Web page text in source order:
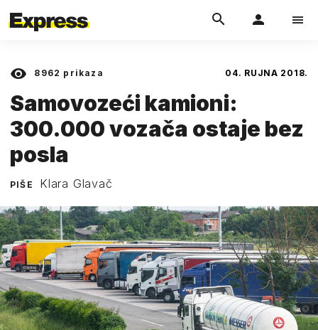
8962 prikaza 04. RUJNA 2018.
Samovozeći kamioni:
300.000 vozača ostaje bez
posla
PIŠE Klara Glavač